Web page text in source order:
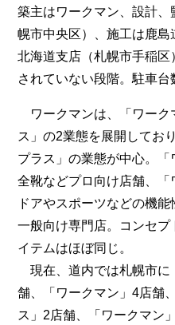
築主はワークマン、設計
幌市中央区）、施工は鹿島
北海道支店（札幌市手稲区
されていない段階。駐車台
ワークマンは、「ワーク
ス」の2業態を展開してお
プラス」の業態が中心。
全靴などプロ向け店舗、「
ドアやスポーツなどの機
一般向け専門店。コンセ
イテムはほぼ同じ。
現在、道内では札幌市に
舗、「ワークマン」4店舗
ス」2店舗、「ワークマン